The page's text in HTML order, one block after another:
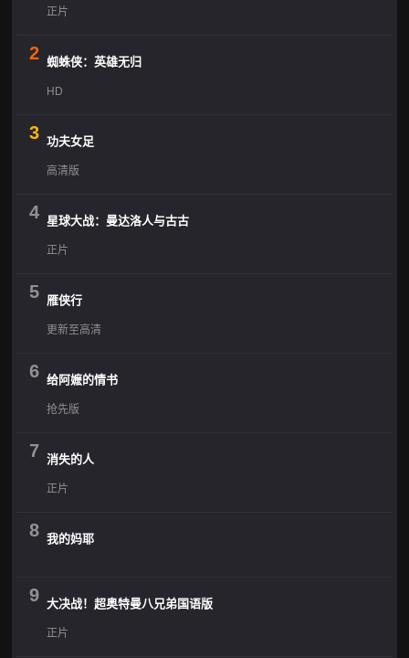
正片
2 蜘蛛侠：英雄无归
HD
3 功夫女足
高清版
4 星球大战：曼达洛人与古古
正片
5 雁侠行
更新至高清
6 给阿嬷的情书
抢先版
7 消失的人
正片
8 我的妈耶
9 大决战！超奥特曼八兄弟国语版
正片